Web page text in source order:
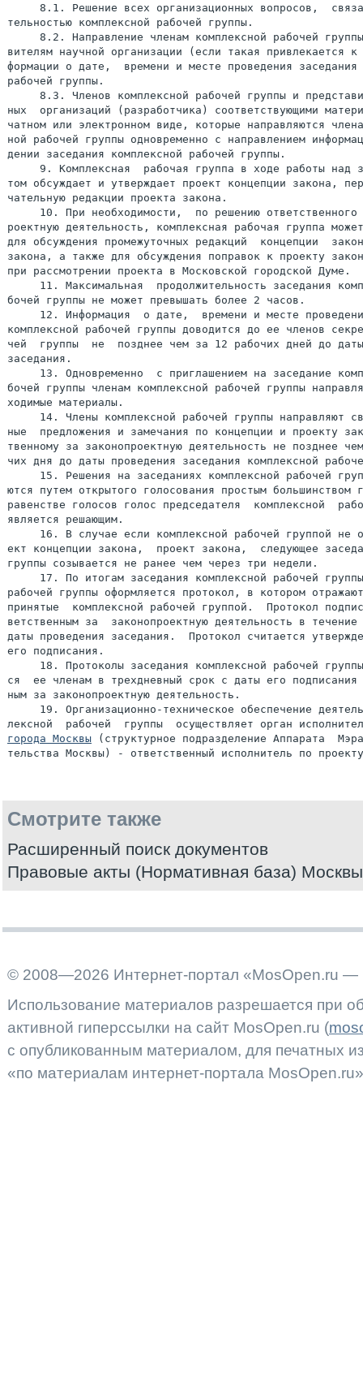
8.1. Решение всех организационных вопросов,
тельностью комплексной рабочей группы.
8.2. Направление членам комплексной рабочей
вителям научной организации (если такая привлекается
формации о дате,  времени и месте проведения заседания
рабочей группы.
8.3. Членов комплексной рабочей группы и
ных  организаций (разработчика) соответствующими
чатном или электронном виде, которые направляются
ной рабочей группы одновременно с направлением
дении заседания комплексной рабочей группы.
9. Комплексная  рабочая группа в ходе работы над
том обсуждает и утверждает проект концепции закона,
чательную редакции проекта закона.
10. При необходимости,  по решению ответственного
роектную деятельность, комплексная рабочая группа
для обсуждения промежуточных редакций  концепции
закона, а также для обсуждения поправок к проекту
при рассмотрении проекта в Московской городской Думе.
11. Максимальная  продолжительность заседания
бочей группы не может превышать более 2 часов.
12. Информация  о дате,  времени и месте
комплексной рабочей группы доводится до ее членов
чей  группы  не  позднее чем за 12 рабочих дней до даты
заседания.
13. Одновременно  с приглашением на заседание
бочей группы членам комплексной рабочей группы
ходимые материалы.
14. Члены комплексной рабочей группы направляют
ные  предложения и замечания по концепции и проекту
твенному за законопроектную деятельность не позднее
чих дня до даты проведения заседания комплексной
15. Решения на заседаниях комплексной рабочей
ются путем открытого голосования простым большинством
равенстве голосов голос председателя  комплексной
является решающим.
16. В случае если комплексной рабочей группой не
ект концепции закона,  проект закона,  следующее
группы созывается не ранее чем через три недели.
17. По итогам заседания комплексной рабочей
рабочей группы оформляется протокол, в котором
принятые  комплексной рабочей группой.  Протокол
ветственным за  законопроектную деятельность в
даты проведения заседания.  Протокол считается
его подписания.
18. Протоколы заседания комплексной рабочей
ся  ее членам в трехдневный срок с даты его подписания
ным за законопроектную деятельность.
19. Организационно-техническое обеспечение
лексной  рабочей  группы  осуществляет орган
города Москвы (структурное подразделение Аппарата
Смотрите также
Расширенный поиск документов
Правовые акты (Нормативная база) Москвы
© 2008—2026 Интернет-портал «MosOpen.ru —
Использование материалов разрешается при
активной гиперссылки на сайт MosOpen.ru (
с опубликованным материалом, для печатных
«по материалам интернет-портала